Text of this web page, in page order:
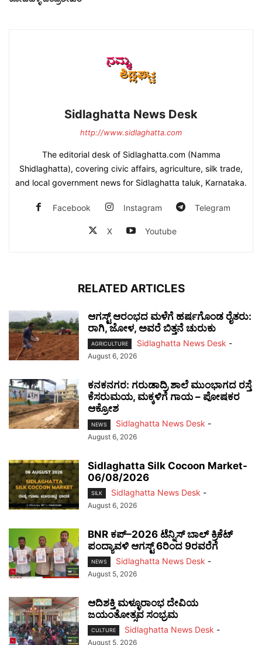
Sidlaghatta News Desk
http://www.sidlaghatta.com
The editorial desk of Sidlaghatta.com (Namma
Shidlaghatta), covering civic affairs, agriculture, silk trade,
and local government news for Sidlaghatta taluk, Karnataka.
Facebook Instagram Telegram
X Youtube
RELATED ARTICLES
ಆಗಸ್ಟ್ ಆರಂಭದ ಮಳೆಗೆ ಹರ್ಷಗೊಂಡ ರೈತರು:
ರಾಗಿ, ಜೋಳ, ಅವರೆ ಬಿತ್ತನೆ ಚುರುಕು
AGRICULTURE Sidlaghatta News Desk -
August 6, 2026
ಕನಕನಗರ: ಗರುಡಾದ್ರಿ ಶಾಲೆ ಮುಂಭಾಗದ ರಸ್ತೆ
ಕೆಸರುಮಯ, ಮಕ್ಕಳಿಗೆ ಗಾಯ – ಪೋಷಕರ
ಆಕ್ರೋಶ
NEWS Sidlaghatta News Desk -
August 6, 2026
Sidlaghatta Silk Cocoon Market-
06/08/2026
SILK Sidlaghatta News Desk -
August 6, 2026
BNR ಕಪ್–2026 ಟೆನ್ನಿಸ್ ಬಾಲ್ ಕ್ರಿಕೆಟ್
ಪಂದ್ಯಾವಳಿ ಆಗಸ್ಟ್ 6ರಿಂದ 9ರವರೆಗೆ
NEWS Sidlaghatta News Desk -
August 5, 2026
ಆದಿಶಕ್ತಿ ಮಳ್ಳೂರಾಂಭ ದೇವಿಯ
ಜಯಂತೋತ್ಸವ ಸಂಭ್ರಮ
CULTURE Sidlaghatta News Desk -
August 5, 2026